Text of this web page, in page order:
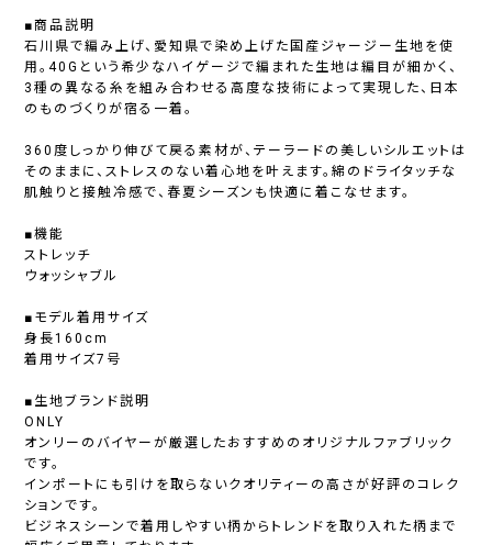
■商品説明
石川県で編み上げ、愛知県で染め上げた国産ジャージー生地を使
用。40Gという希少なハイゲージで編まれた生地は編目が細かく、
3種の異なる糸を組み合わせる高度な技術によって実現した、日本
のものづくりが宿る一着。
360度しっかり伸びて戻る素材が、テーラードの美しいシルエットは
そのままに、ストレスのない着心地を叶えます。綿のドライタッチな
肌触りと接触冷感で、春夏シーズンも快適に着こなせます。
■機能
ストレッチ
ウォッシャブル
■モデル着用サイズ
身長160cm
着用サイズ7号
■生地ブランド説明
ONLY
オンリーのバイヤーが厳選したおすすめのオリジナルファブリック
です。
インポートにも引けを取らないクオリティーの高さが好評のコレク
ションです。
ビジネスシーンで着用しやすい柄からトレンドを取り入れた柄まで